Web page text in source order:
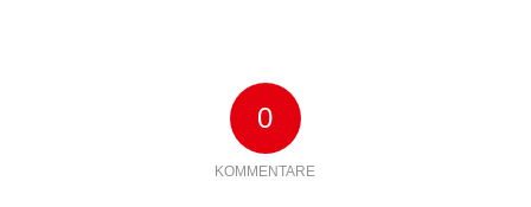
0
KOMMENTARE